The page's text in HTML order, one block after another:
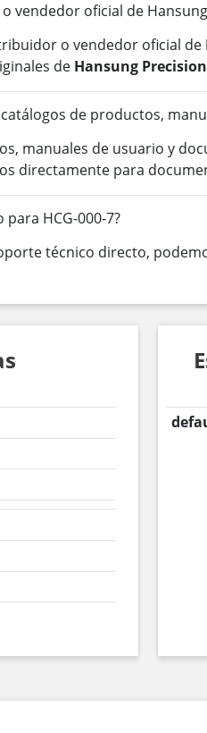
vendedor oficial de
o vendedor oficial de
de Hansung Precision
de productos,
manuales de usuario y
directamente para
HCG-000-7?
técnico directo,